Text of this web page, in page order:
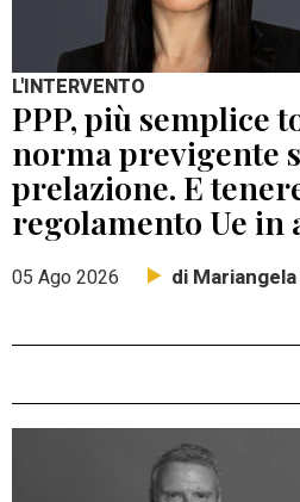
L'INTERVENTO
PPP, più semplice
norma previgente
prelazione. E
regolamento Ue in
05 Ago 2026 di